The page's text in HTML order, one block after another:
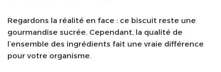
Regardons la réalité en face : ce biscuit reste une
gourmandise sucrée. Cependant, la qualité de
l’ensemble des ingrédients fait une vraie différence
pour votre organisme.